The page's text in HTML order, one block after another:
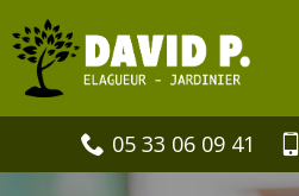
05 33 06 09 41